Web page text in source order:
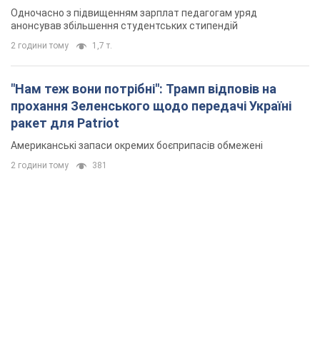
Одночасно з підвищенням зарплат педагогам уряд
анонсував збільшення студентських стипендій
2 години тому 1,7 т.
"Нам теж вони потрібні": Трамп відповів на
прохання Зеленського щодо передачі Україні
ракет для Patriot
Американські запаси окремих боєприпасів обмежені
2 години тому 381